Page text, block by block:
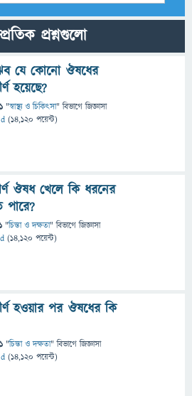
প্রশ্নগুলো
যে কোনো ঔষধের
হয়েছে?
"স্বাস্থ্য ও চিকিৎসা" বিভাগে জিজ্ঞাসা
(14,120 পয়েন্ট)
ঔষধ খেলে কি ধরনের
পারে?
"চিন্তা ও দক্ষতা" বিভাগে জিজ্ঞাসা
(14,120 পয়েন্ট)
হওয়ার পর ঔষধের কি
"চিন্তা ও দক্ষতা" বিভাগে জিজ্ঞাসা
(14,120 পয়েন্ট)